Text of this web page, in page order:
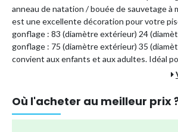
anneau de natation / bouée de sauvetage à
est une excellente décoration pour votre
gonflage : 83 (diamètre extérieur) 24
gonflage : 75 (diamètre extérieur) 35
convient aux enfants et aux adultes. Idéal
fêtes à la piscine ou autres sports nautiques.
soudé en PVC haute densité importé.
non toxique, inodore et irritant pour la peau.
Où l'acheter au meilleur prix